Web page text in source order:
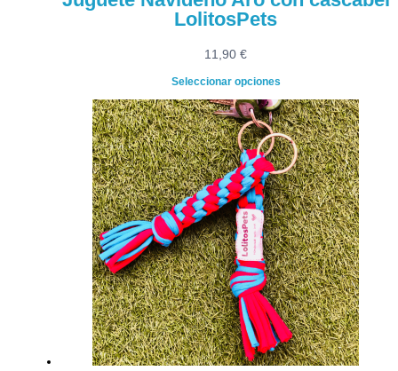
LolitosPets
11,90 €
Seleccionar opciones